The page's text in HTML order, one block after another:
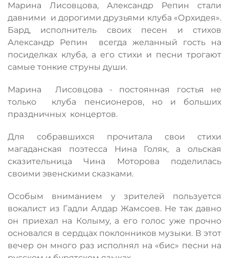
Марина Лисовцова, Александр Репин стали
давними и дорогими друзьями клуба «Орхидея».
Бард, исполнитель своих песен и стихов
Александр Репин всегда желанный гость на
посиделках клуба, а его стихи и песни трогают
самые тонкие струны души.
Марина Лисовцова - постоянная гостья не
только клуба пенсионеров, но и больших
праздничных концертов.
Для собравшихся прочитала свои стихи
магаданская поэтесса Нина Голяк, а ольская
сказительница Чина Моторова поделилась
своими эвенскими сказками.
Особым вниманием у зрителей пользуется
вокалист из Гадли Алдар Жамсоев. Не так давно
он приехал на Колыму, а его голос уже прочно
основался в сердцах поклонников музыки. В этот
вечер он много раз исполнял на «бис» песни на